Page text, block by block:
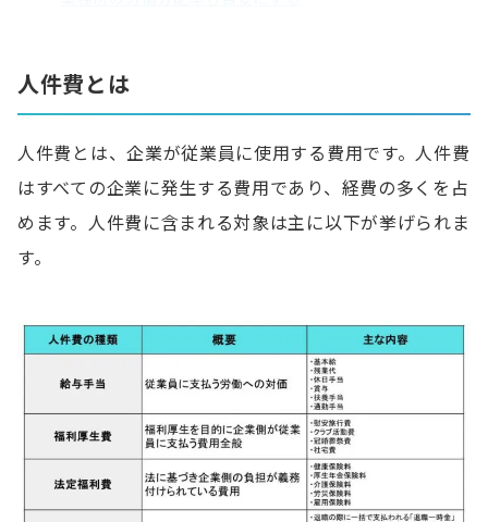
人件費の削減方法
残業を減らす
コスト削減を見越した人材確保を行う
人件費以外でのコスト削減方法
サービス・商品の価値・価格を見直し売上を上げる
消耗品費・水道光熱費を節約する
人件費とは
人件費とは、企業が従業員に使用する費用です。人件費
はすべての企業に発生する費用であり、経費の多くを占
めます。人件費に含まれる対象は主に以下が挙げられま
す。